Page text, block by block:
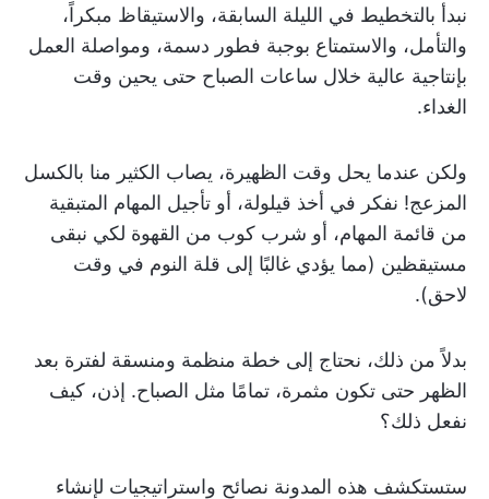
نبدأ بالتخطيط في الليلة السابقة، والاستيقاظ مبكراً،
والتأمل، والاستمتاع بوجبة فطور دسمة، ومواصلة العمل
بإنتاجية عالية خلال ساعات الصباح حتى يحين وقت
الغداء.
ولكن عندما يحل وقت الظهيرة، يصاب الكثير منا بالكسل
المزعج! نفكر في أخذ قيلولة، أو تأجيل المهام المتبقية
من قائمة المهام، أو شرب كوب من القهوة لكي نبقى
مستيقظين (مما يؤدي غالبًا إلى قلة النوم في وقت
لاحق).
بدلاً من ذلك، نحتاج إلى خطة منظمة ومنسقة لفترة بعد
الظهر حتى تكون مثمرة، تمامًا مثل الصباح. إذن، كيف
نفعل ذلك؟
ستستكشف هذه المدونة نصائح واستراتيجيات لإنشاء